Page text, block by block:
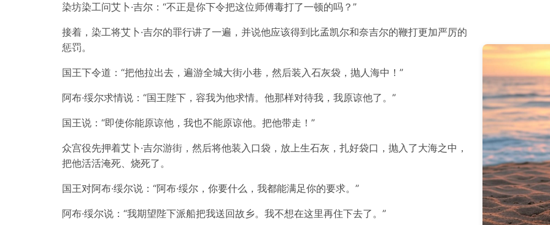
染坊染工问艾卜·吉尔：“不正是你下令把这位师傅毒打了一顿的吗？”
接着，染工将艾卜·吉尔的罪行讲了一遍，并说他应该得到比孟凯尔和奈吉尔的鞭打更加严厉的
惩罚。
国王下令道：“把他拉出去，遍游全城大街小巷，然后装入石灰袋，抛人海中！”
阿布·绥尔求情说：“国王陛下，容我为他求情。他那样对待我，我原谅他了。”
国王说：“即使你能原谅他，我也不能原谅他。把他带走！”
众宫役先押着艾卜·吉尔游街，然后将他装入口袋，放上生石灰，扎好袋口，抛入了大海之中，
把他活活淹死、烧死了。
国王对阿布·绥尔说：“阿布·绥尔，你要什么，我都能满足你的要求。”
阿布·绥尔说：“我期望陛下派船把我送回故乡。我不想在这里再住下去了。”